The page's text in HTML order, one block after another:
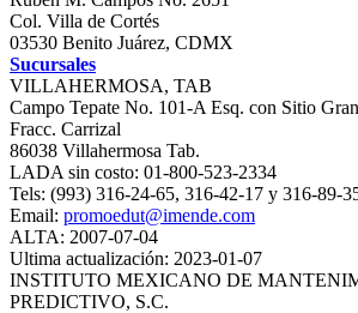
Col. Villa de Cortés
03530 Benito Juárez, CDMX
Sucursales
VILLAHERMOSA, TAB
Campo Tepate No. 101-A Esq. con Sitio
Fracc. Carrizal
86038 Villahermosa Tab.
LADA sin costo: 01-800-523-2334
Tels: (993) 316-24-65, 316-42-17 y 316-89-
Email: promoedut@imende.com
ALTA: 2007-07-04
Ultima actualización: 2023-01-07
INSTITUTO MEXICANO DE
PREDICTIVO, S.C.